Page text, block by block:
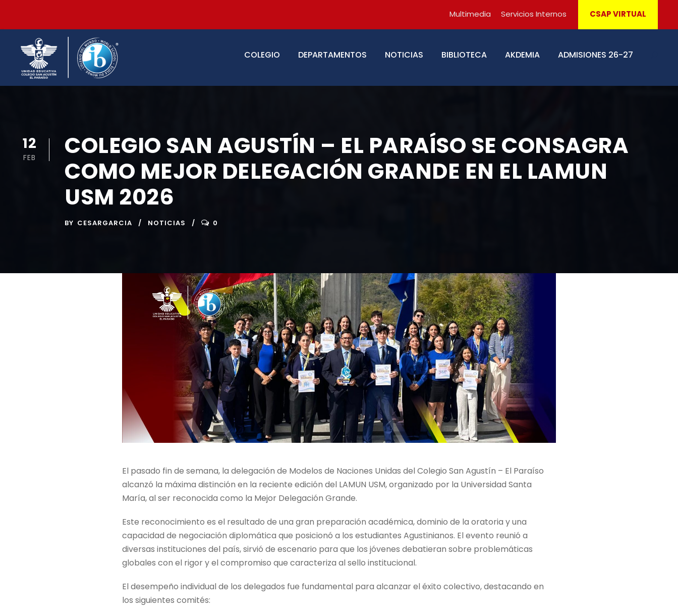
Multimedia Servicios Internos CSAP VIRTUAL
COLEGIO DEPARTAMENTOS NOTICIAS BIBLIOTECA AKDEMIA ADMISIONES 26-27
12
FEB
COLEGIO SAN AGUSTÍN – EL PARAÍSO SE CONSAGRA
COMO MEJOR DELEGACIÓN GRANDE EN EL LAMUN
USM 2026
BY CESARGARCIA NOTICIAS 0
El pasado fin de semana, la delegación de Modelos de Naciones Unidas del Colegio San Agustín – El Paraíso
alcanzó la máxima distinción en la reciente edición del LAMUN USM, organizado por la Universidad Santa
María, al ser reconocida como la Mejor Delegación Grande.
Este reconocimiento es el resultado de una gran preparación académica, dominio de la oratoria y una
capacidad de negociación diplomática que posicionó a los estudiantes Agustinianos. El evento reunió a
diversas instituciones del país, sirvió de escenario para que los jóvenes debatieran sobre problemáticas
globales con el rigor y el compromiso que caracteriza al sello institucional.
El desempeño individual de los delegados fue fundamental para alcanzar el éxito colectivo, destacando en
los siguientes comités: